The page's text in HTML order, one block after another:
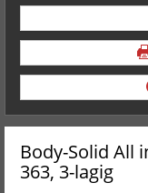
Body-Solid All
363, 3-lagig